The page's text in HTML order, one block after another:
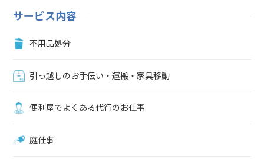
サービス内容
不用品処分
引っ越しのお手伝い・運搬・家具移動
便利屋でよくある代行のお仕事
庭仕事